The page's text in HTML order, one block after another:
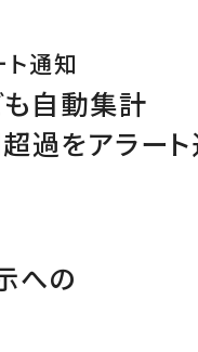
ト通知
も自動集計
過をアラー
への